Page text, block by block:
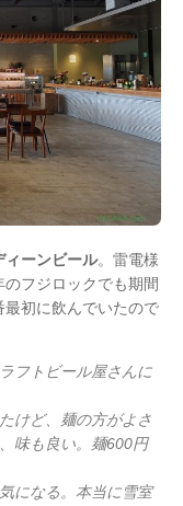
ィーンビール。雷電様
フジロックでも期間
最初に飲んでいたので
フトビール屋さんに
けど、麺の方がよさ
味も良い。麺600円
になる。本当に雪室